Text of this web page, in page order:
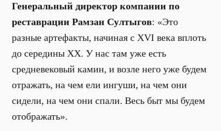
Генеральный директор компании по
реставрации Рамзан Султыгов: «Это
разные артефакты, начиная с XVI века вплоть
до середины XX. У нас там уже есть
средневековый камин, и возле него уже будем
отражать, на чем ели ингуши, на чем они
сидели, на чем они спали. Весь быт мы будем
отображать».